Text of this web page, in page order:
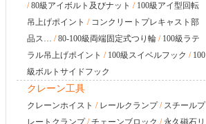
/80級アイボルト及びナット / 100級アイ型回転
吊上げポイント / コンクリートプレキャスト部
品ス… /80-100級両端固定式つり輪 / 100級ラテ
ラル吊上げポイント / 100級スイベルフック / 100
級ボルトサイドフック
クレーン工具
クレーンホイスト / レールクランプ/ スチールプ
レートクランプ/チェーンブロック /永久磁石リ